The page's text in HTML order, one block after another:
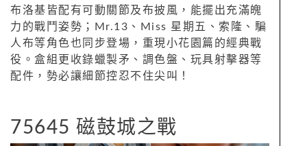
布洛基皆配有可動關節及布披風，能擺出充滿魄
力的戰鬥姿勢；Mr.13、Miss 星期五、索隆、騙
人布等角色也同步登場，重現小花園篇的經典戰
役。盒組更收錄蠟製矛、調色盤、玩具射擊器等
配件，勢必讓細節控忍不住尖叫！
75645 磁鼓城之戰